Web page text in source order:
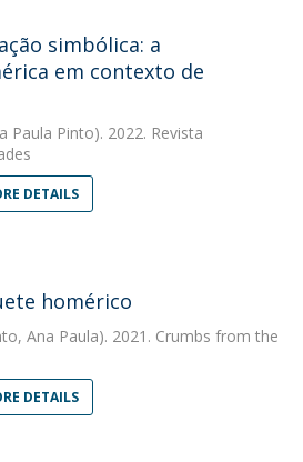
simbólica: a
em contexto de
Paula Pinto). 2022. Revista
DETAILS
homérico
Ana Paula). 2021. Crumbs from the
DETAILS